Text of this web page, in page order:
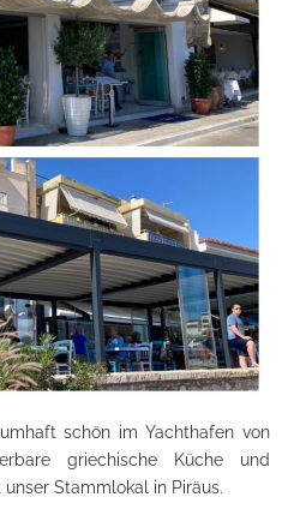
schön im Yachthafen von
griechische Küche und
Stammlokal in Piräus.